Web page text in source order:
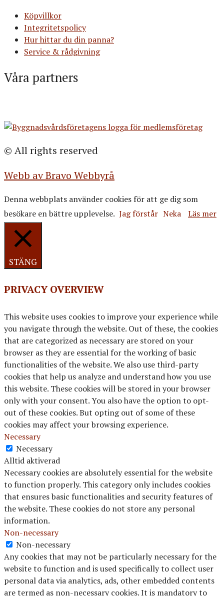
Köpvillkor
Integritetspolicy
Hur hittar du din panna?
Service & rådgivning
Våra partners
© All rights reserved
Webb av Bravo Webbyrå
Denna webbplats använder cookies för att ge dig som
besökare en bättre upplevelse. Jag förstår Neka Läs mer
STÄNG
PRIVACY OVERVIEW
This website uses cookies to improve your experience while
you navigate through the website. Out of these, the cookies
that are categorized as necessary are stored on your
browser as they are essential for the working of basic
functionalities of the website. We also use third-party
cookies that help us analyze and understand how you use
this website. These cookies will be stored in your browser
only with your consent. You also have the option to opt-
out of these cookies. But opting out of some of these
cookies may affect your browsing experience.
Necessary
Necessary
Alltid aktiverad
Necessary cookies are absolutely essential for the website
to function properly. This category only includes cookies
that ensures basic functionalities and security features of
the website. These cookies do not store any personal
information.
Non-necessary
Non-necessary
Any cookies that may not be particularly necessary for the
website to function and is used specifically to collect user
personal data via analytics, ads, other embedded contents
are termed as non-necessary cookies. It is mandatory to